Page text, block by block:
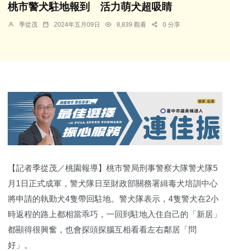
桃市警犬駐地報到 活力萌犬超吸睛
季從茂 2024年五月09日 8,839 觀看 0 分享
【記者季從茂／桃園報導】桃市警局刑事警察大隊警犬隊5
月1日正式成軍，警犬隊日至財政部關務署緝毒犬培訓中心
將申請的執勤犬4隻帶回駐地。警犬隊表示，4隻警犬在2小
時返程的路上都相當乖巧，一回到駐地入住自己的「新居」
都顯得很興奮，也會探頭探腦互相看看左右鄰居「問
好」。